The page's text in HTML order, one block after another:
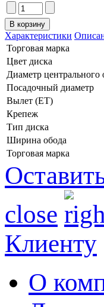
Характеристики
Торговая марка
Цвет диска
Диаметр центрального
Посадочный диаметр
Вылет (ET)
Крепеж
Тип диска
Ширина обода
Торговая марка
close
Клиенту
О